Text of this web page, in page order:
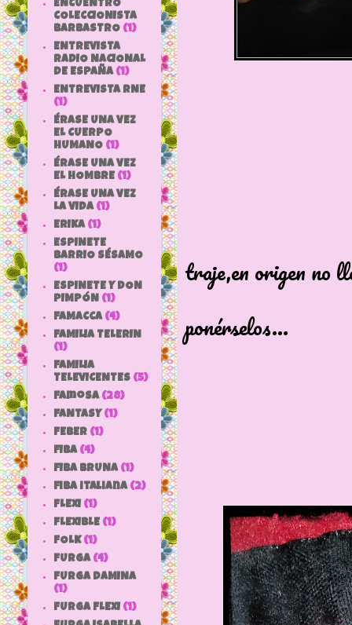
traje,en origen no
se me
ponérselos...
ENCUENTRO
COLECCIONISTA
BARBASTRO (1)
ENTREVISTA
RADIO NACIONAL
DE ESPAÑA (1)
ENTREVISTA RNE
(1)
ÉRASE UNA VEZ
EL CUERPO
HUMANO (1)
ÉRASE UNA VEZ
EL HOMBRE (1)
ÉRASE UNA VEZ
LA VIDA (1)
ERIKA (1)
ESPINETE
BARRIO SÉSAMO
(1)
ESPINETE Y DON
PIMPÓN (1)
FAMACCA (4)
FAMILIA TELERIN
(1)
FAMILIA
TELEVICENTES (5)
Famosa (28)
FANTASY (1)
FEBER (1)
FIBA (4)
FIBA BRUNA (1)
fiba italiana (2)
FLEXI (1)
FLEXIBLE (1)
FOLK (1)
FURGA (4)
FURGA DAMINA
(1)
FURGA FLEXI (1)